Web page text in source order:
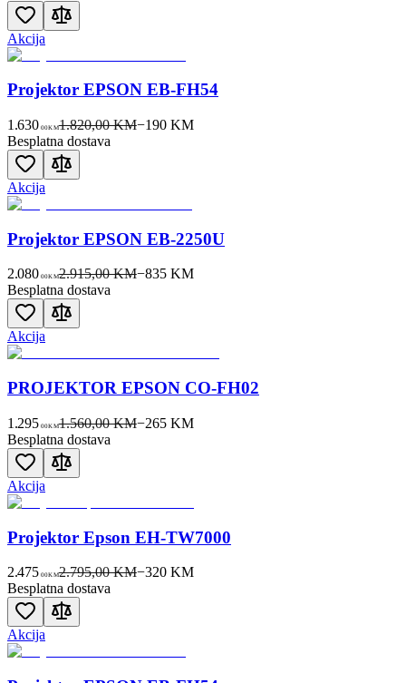
Akcija
Projektor EPSON EB-FH54
1.630 00KM1.820,00 KM−190KM
Besplatna dostava
Akcija
Projektor EPSON EB-2250U
2.080 00KM2.915,00 KM−835KM
Besplatna dostava
Akcija
PROJEKTOR EPSON CO-FH02
1.295 00KM1.560,00 KM−265KM
Besplatna dostava
Akcija
Projektor Epson EH-TW7000
2.475 00KM2.795,00 KM−320KM
Besplatna dostava
Akcija